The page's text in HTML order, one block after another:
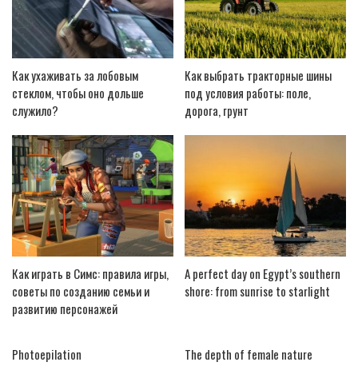
Как ухаживать за лобовым
стеклом, чтобы оно дольше
служило?
Как выбрать тракторные шины
под условия работы: поле,
дорога, грунт
Как играть в Симс: правила игры,
советы по созданию семьи и
развитию персонажей
A perfect day on Egypt’s southern
shore: from sunrise to starlight
Photoepilation
The depth of female nature